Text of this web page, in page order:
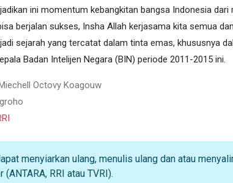
ini momentum kebangkitan bangsa Indonesia
berjalan sukses, Insha Allah kerjasama kita semua
sejarah yang tercatat dalam tinta emas, khususnya
Badan Intelijen Negara (BIN) periode 2011-2015 ini.
Octovy Koagouw
menyiarkan ulang, menulis ulang dan atau
(ANTARA, RRI atau TVRI).